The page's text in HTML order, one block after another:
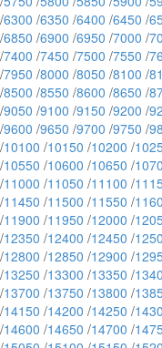
/6300 /6350 /6400 /6450 /
/6850 /6900 /6950 /7000 /
/7400 /7450 /7500 /7550 /
/7950 /8000 /8050 /8100 /
/8500 /8550 /8600 /8650 /
/9050 /9100 /9150 /9200 /
/9600 /9650 /9700 /9750 /
/10100 /10150 /10200 /
/10550 /10600 /10650 /
/11000 /11050 /11100 /
/11450 /11500 /11550 /
/11900 /11950 /12000 /
/12350 /12400 /12450 /
/12800 /12850 /12900 /
/13250 /13300 /13350 /
/13700 /13750 /13800 /
/14150 /14200 /14250 /
/14600 /14650 /14700 /